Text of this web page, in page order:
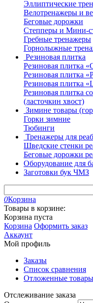
Эллиптические
Велотренажеры и
Беговые дорожки
Степперы и Мини-
Гребные тренажеры
Горнолыжные
Резиновая плитка
Резиновая плитка
Резиновая плитка
Резиновая плитка
Резиновая плитка
(ласточкин хвост)
Зимине товары
Горки зимние
Тюбинги
Тренажеры для
Шведские стенки
Беговые дорожки
Оборудование для
Заготовки бук ЧМЗ
0Корзина
Товары в корзине:
Корзина пуста
Корзина Оформить заказ
Аккаунт
Мой профиль
Заказы
Список сравнения
Отложенные товары
Отслеживание заказа